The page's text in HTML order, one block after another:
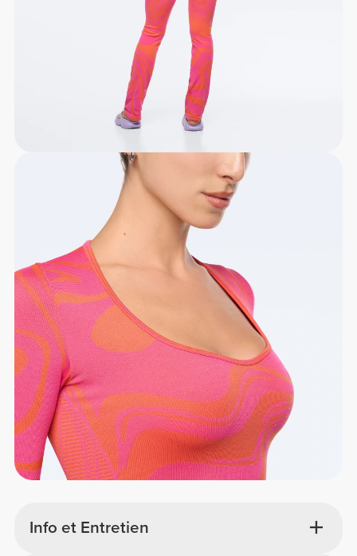
Info et Entretien